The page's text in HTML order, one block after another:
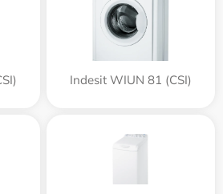
Indesit WIUN 81 (CSI)